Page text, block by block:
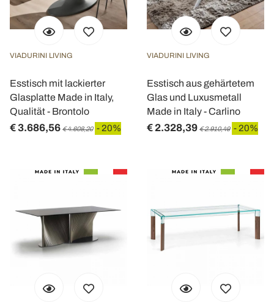
VIADURINI LIVING
Esstisch mit lackierter
Glasplatte Made in Italy,
Qualität - Brontolo
€ 3.686,56 € 4.608,20 - 20%
VIADURINI LIVING
Esstisch aus gehärtetem
Glas und Luxusmetall
Made in Italy - Carlino
€ 2.328,39 € 2.910,49 - 20%